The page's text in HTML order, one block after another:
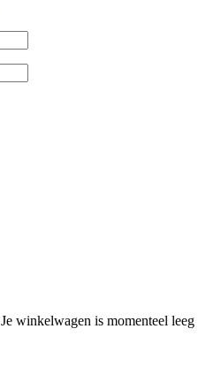
Je winkelwagen is momenteel leeg